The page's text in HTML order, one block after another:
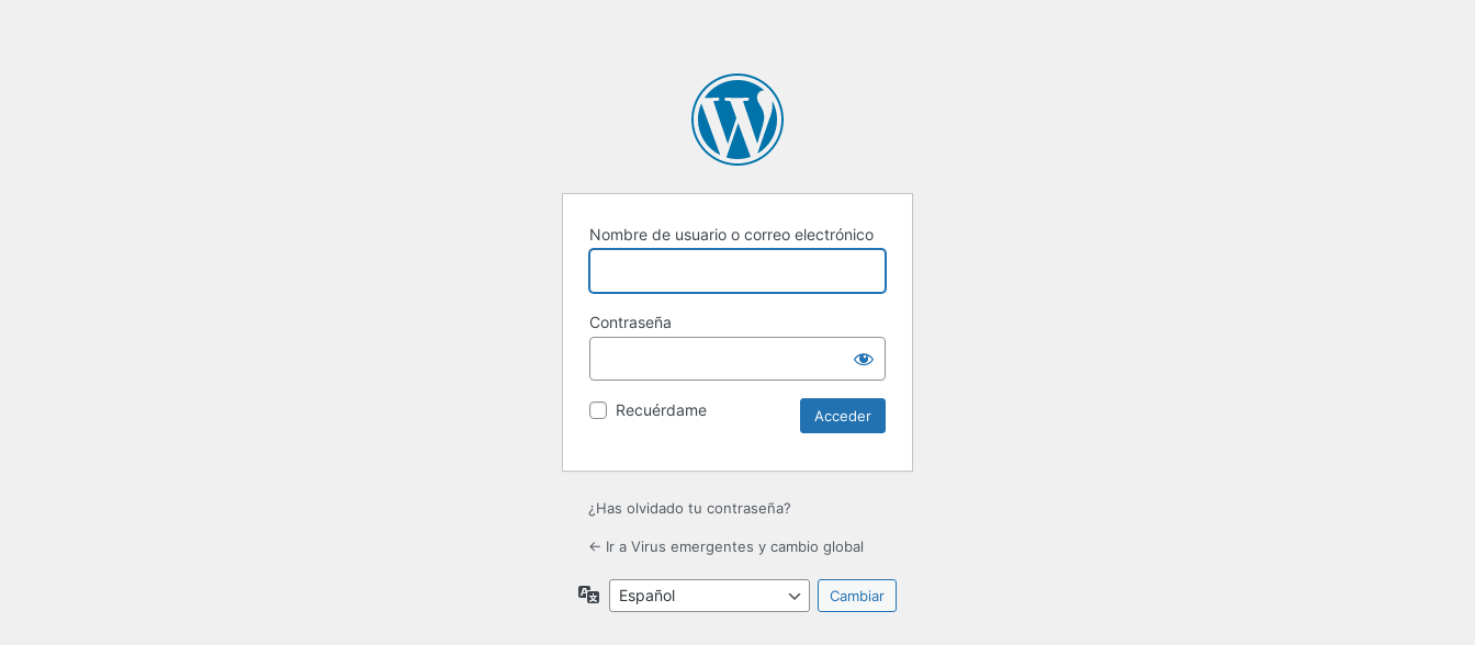
Nombre de usuario o correo electrónico
Contraseña
Recuérdame
¿Has olvidado tu contraseña?
← Ir a Virus emergentes y cambio global
Idioma